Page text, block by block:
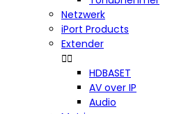
Netzwerk
iPort Products
Extender

HDBASET
AV over IP
Audio